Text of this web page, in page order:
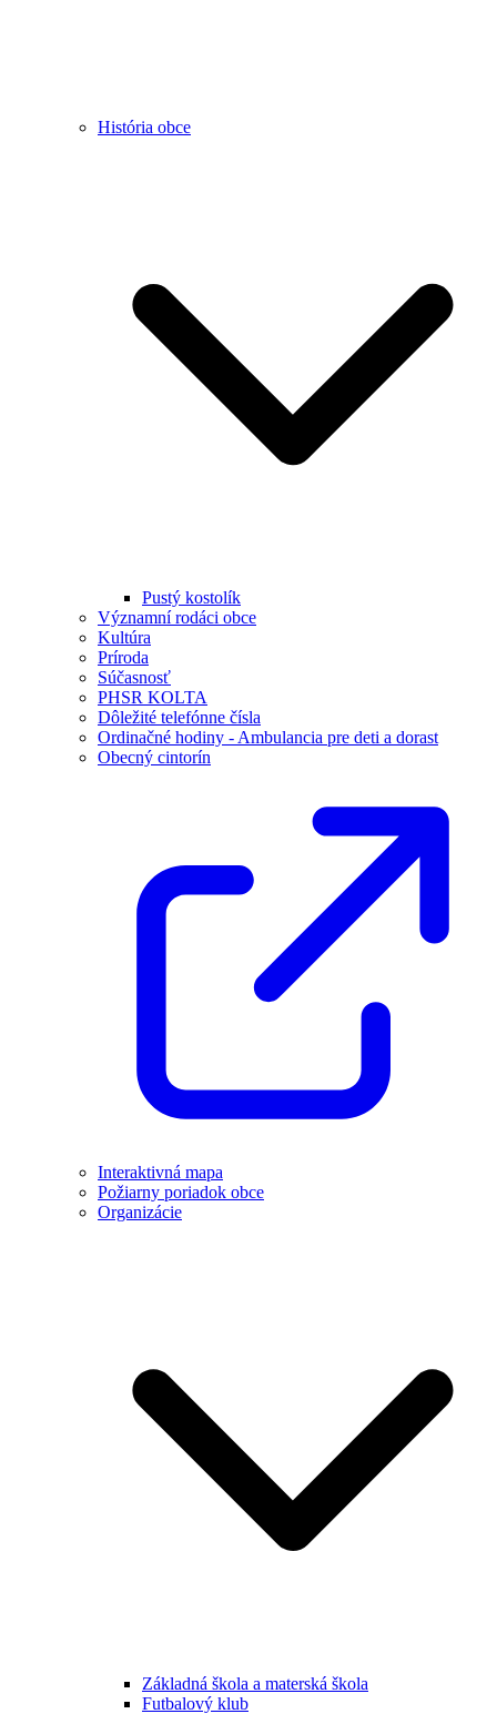
História obce
Pustý kostolík
Významní rodáci obce
Kultúra
Príroda
Súčasnosť
PHSR KOLTA
Dôležité telefónne čísla
Ordinačné hodiny - Ambulancia pre deti a dorast
Obecný cintorín
Interaktivná mapa
Požiarny poriadok obce
Organizácie
Základná škola a materská škola
Futbalový klub